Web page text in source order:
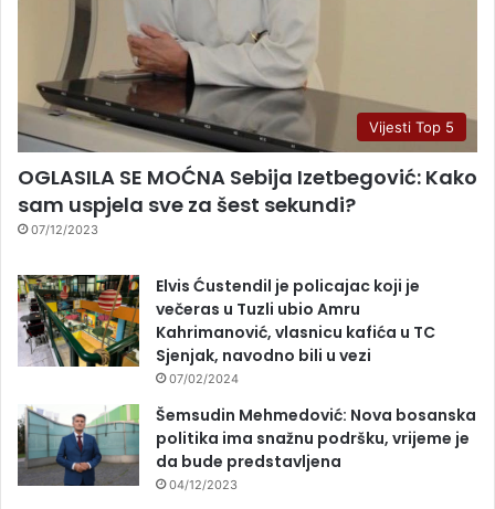
Vijesti Top 5
OGLASILA SE MOĆNA Sebija Izetbegović: Kako
sam uspjela sve za šest sekundi?
07/12/2023
Elvis Ćustendil je policajac koji je
večeras u Tuzli ubio Amru
Kahrimanović, vlasnicu kafića u TC
Sjenjak, navodno bili u vezi
07/02/2024
Šemsudin Mehmedović: Nova bosanska
politika ima snažnu podršku, vrijeme je
da bude predstavljena
04/12/2023